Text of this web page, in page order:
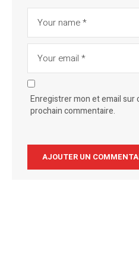
Enregistrer mon et email sur
prochain commentaire.